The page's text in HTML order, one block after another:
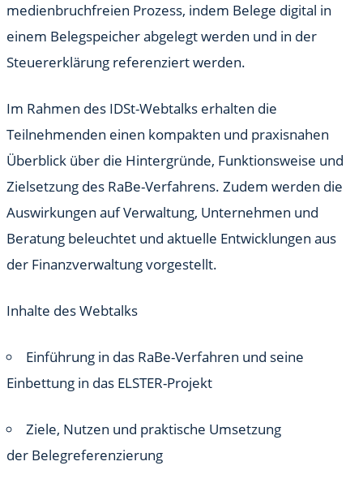
medienbruchfreien Prozess, indem Belege digital in
einem Belegspeicher abgelegt werden und in der
Steuererklärung referenziert werden.
Im Rahmen des IDSt-Webtalks erhalten die
Teilnehmenden einen kompakten und praxisnahen
Überblick über die Hintergründe, Funktionsweise und
Zielsetzung des RaBe-Verfahrens. Zudem werden die
Auswirkungen auf Verwaltung, Unternehmen und
Beratung beleuchtet und aktuelle Entwicklungen aus
der Finanzverwaltung vorgestellt.
Inhalte des Webtalks
Einführung in das RaBe-Verfahren und seine
Einbettung in das ELSTER-Projekt
Ziele, Nutzen und praktische Umsetzung
der Belegreferenzierung